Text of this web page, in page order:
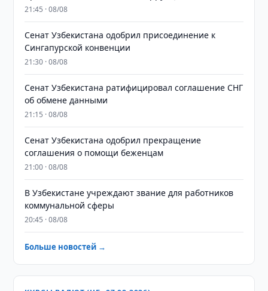
21:45 · 08/08
Сенат Узбекистана одобрил присоединение к
Сингапурской конвенции
21:30 · 08/08
Сенат Узбекистана ратифицировал соглашение СНГ
об обмене данными
21:15 · 08/08
Сенат Узбекистана одобрил прекращение
соглашения о помощи беженцам
21:00 · 08/08
В Узбекистане учреждают звание для работников
коммунальной сферы
20:45 · 08/08
Больше новостей →